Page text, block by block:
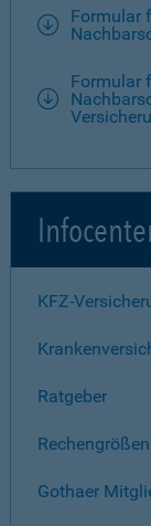
Formular
Formular
KFZ-
Ratgeber
Rechengrößen
Gothaer